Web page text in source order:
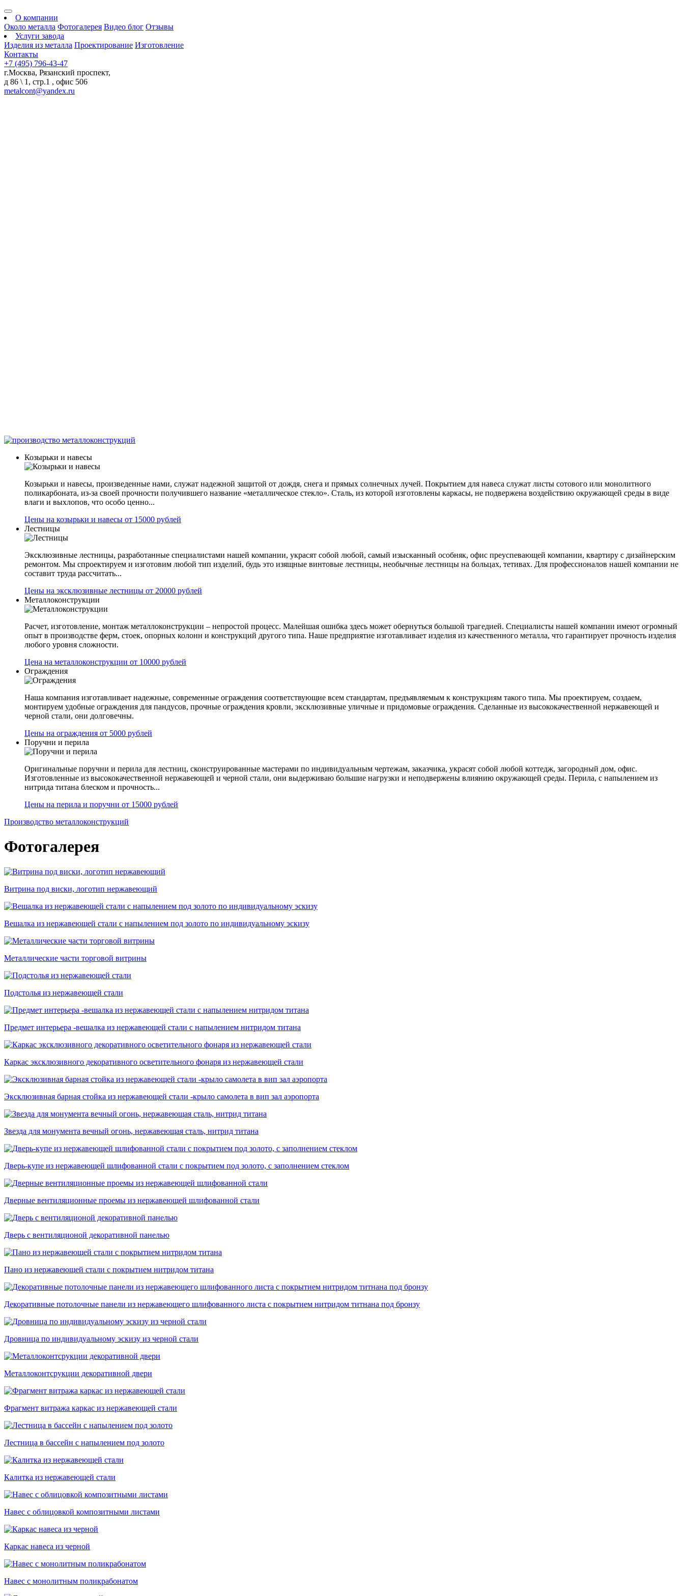
О компании
Около металла Фотогалерея Видео блог Отзывы
Услуги завода
Изделия из металла Проектирование Изготовление
Контакты
+7 (495) 796-43-47
г.Москва, Рязанский проспект,
д 86 \ 1, стр.1 , офис 506
metalcont@yandex.ru
Козырьки и навесы
Козырьки и навесы, произведенные нами, служат надежной защитой от дождя, снега и прямых солнечных лучей. Покрытием для навеса служат листы сотового или монолитного
поликарбоната, из-за своей прочности получившего название «металлическое стекло». Сталь, из которой изготовлены каркасы, не подвержена воздействию окружающей среды в виде
влаги и выхлопов, что особо ценно...
Цены на козырьки и навесы от 15000 рублей
Лестницы
Эксклюзивные лестницы, разработанные специалистами нашей компании, украсят собой любой, самый изысканный особняк, офис преуспевающей компании, квартиру с дизайнерским
ремонтом. Мы спроектируем и изготовим любой тип изделий, будь это изящные винтовые лестницы, необычные лестницы на больцах, тетивах. Для профессионалов нашей компании не
составит труда рассчитать...
Цены на эксклюзивные лестницы от 20000 рублей
Металлоконструкции
Расчет, изготовление, монтаж металлоконструкции – непростой процесс. Малейшая ошибка здесь может обернуться большой трагедией. Специалисты нашей компании имеют огромный
опыт в производстве ферм, стоек, опорных колонн и конструкций другого типа. Наше предприятие изготавливает изделия из качественного металла, что гарантирует прочность изделия
любого уровня сложности.
Цена на металлоконструкции от 10000 рублей
Ограждения
Наша компания изготавливает надежные, современные ограждения соответствующие всем стандартам, предъявляемым к конструкциям такого типа. Мы проектируем, создаем,
монтируем удобные ограждения для пандусов, прочные ограждения кровли, эксклюзивные уличные и придомовые ограждения. Сделанные из высококачественной нержавеющей и
черной стали, они долговечны.
Цены на ограждения от 5000 рублей
Поручни и перила
Оригинальные поручни и перила для лестниц, сконструированные мастерами по индивидуальным чертежам, заказчика, украсят собой любой коттедж, загородный дом, офис.
Изготовленные из высококачественной нержавеющей и черной стали, они выдерживаю большие нагрузки и неподвержены влиянию окружающей среды. Перила, с напылением из
нитрида титана блеском и прочность...
Цены на перила и поручни от 15000 рублей
Производство металлоконструкций
Фотогалерея
Витрина под виски, логотип нержавеющий
Вешалка из нержавеющей стали с напылением под золото по индивидуальному эскизу
Металлические части торговой витрины
Подстолья из нержавеющей стали
Предмет интерьера -вешалка из нержавеющей стали с напылением нитридом титана
Каркас эксклюзивного декоративного осветительного фонаря из нержавеющей стали
Эксклюзивная барная стойка из нержавеющей стали -крыло самолета в вип зал аэропорта
Звезда для монумента вечный огонь, нержавеющая сталь, нитрид титана
Дверь-купе из нержавеющей шлифованной стали с покрытием под золото, с заполнением стеклом
Дверные вентиляционные проемы из нержавеющей шлифованной стали
Дверь с вентиляционой декоративной панелью
Пано из нержавеющей стали с покрытием нитридом титана
Декоративные потолочные панели из нержавеющего шлифованного листа с покрытием нитридом титнана под бронзу
Дровница по индивидуальному эскизу из черной стали
Металлоконтсрукции декоративной двери
Фрагмент витража каркас из нержавеющей стали
Лестница в бассейн с напылением под золото
Калитка из нержавеющей стали
Навес с облицовкой композитными листами
Каркас навеса из черной
Навес с монолитным поликрабонатом